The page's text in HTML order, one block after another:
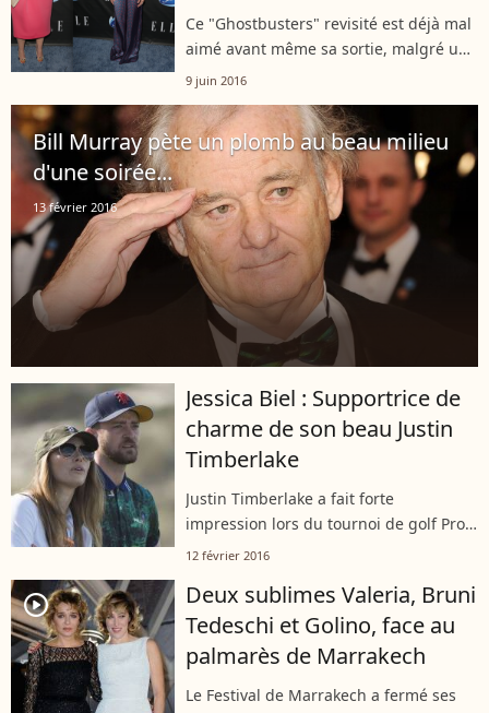
Ce "Ghostbusters" revisité est déjà mal
aimé avant même sa sortie, malgré un
casting réjouissant...
9 juin 2016
Bill Murray pète un plomb au beau milieu
d'une soirée...
13 février 2016
Jessica Biel : Supportrice de
charme de son beau Justin
Timberlake
Justin Timberlake a fait forte
impression lors du tournoi de golf Pro-
Am de Pebble Beach, devant Bill
compter sur le soutien de sa belle
Jessica...
12 février 2016
player2
Deux sublimes Valeria, Bruni
Tedeschi et Golino, face au
palmarès de Marrakech
Le Festival de Marrakech a fermé ses